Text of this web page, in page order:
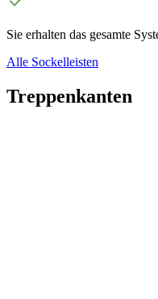
Sie erhalten das gesamte
Alle Sockelleisten
Treppenkanten